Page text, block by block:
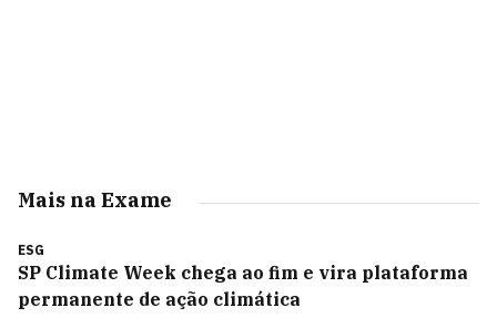
Mais na Exame
ESG
SP Climate Week chega ao fim e vira plataforma
permanente de ação climática